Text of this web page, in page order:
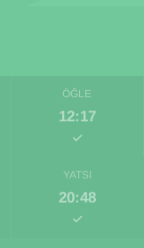
ÖĞLE
12:17
YATSI
20:48